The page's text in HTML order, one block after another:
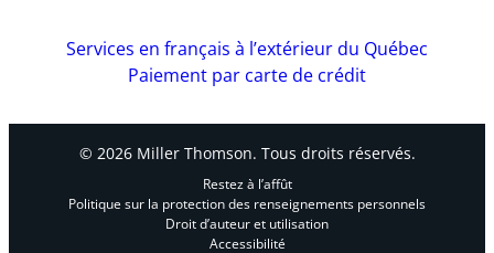
Services en français à l’extérieur du Québec
Paiement par carte de crédit
© 2026 Miller Thomson. Tous droits réservés.
Restez à l’affût
Politique sur la protection des renseignements personnels
Droit d’auteur et utilisation
Accessibilité